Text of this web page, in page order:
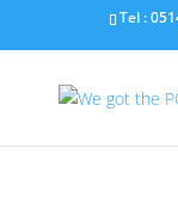
Tel :